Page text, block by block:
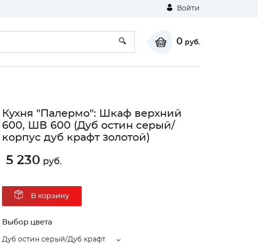
Войти
0 руб.
Кухня "Палермо": Шкаф верхний
600, ШВ 600 (Дуб остин серый/
корпус дуб крафт золотой)
5 230 руб.
В корзину
Выбор цвета
Дуб остин серый/Дуб крафт